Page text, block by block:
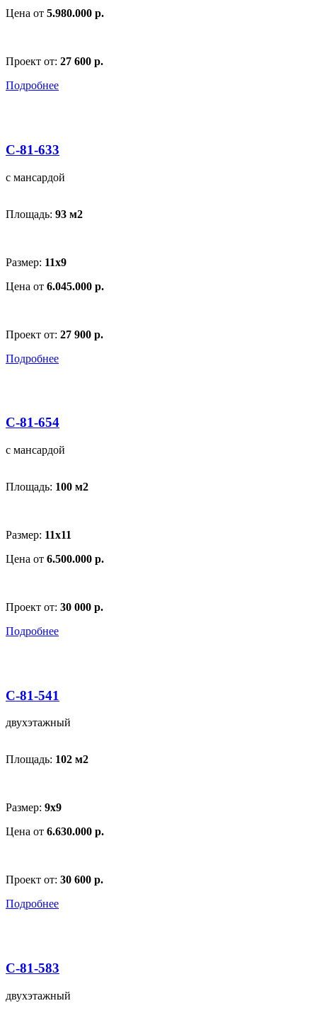
Цена от 5.980.000 р.
Проект от: 27 600 р.
Подробнее
С-81-633
с мансардой
Площадь: 93 м2
Размер: 11x9
Цена от 6.045.000 р.
Проект от: 27 900 р.
Подробнее
С-81-654
с мансардой
Площадь: 100 м2
Размер: 11x11
Цена от 6.500.000 р.
Проект от: 30 000 р.
Подробнее
С-81-541
двухэтажный
Площадь: 102 м2
Размер: 9х9
Цена от 6.630.000 р.
Проект от: 30 600 р.
Подробнее
С-81-583
двухэтажный